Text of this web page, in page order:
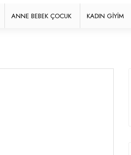
ANNE BEBEK ÇOCUK KADIN GIYIM